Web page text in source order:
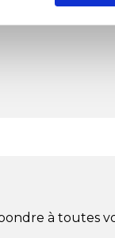
à toutes